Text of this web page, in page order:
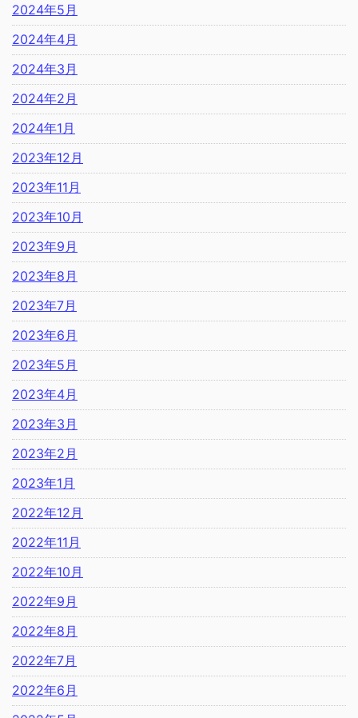
2024年5月
2024年4月
2024年3月
2024年2月
2024年1月
2023年12月
2023年11月
2023年10月
2023年9月
2023年8月
2023年7月
2023年6月
2023年5月
2023年4月
2023年3月
2023年2月
2023年1月
2022年12月
2022年11月
2022年10月
2022年9月
2022年8月
2022年7月
2022年6月